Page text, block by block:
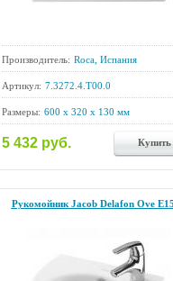
Производитель: Roca, Испания
Артикул: 7.3272.4.T00.0
Размеры: 600 x 320 x 130 мм
5 432 руб. Купить
Рукомойник Jacob Delafon Ove